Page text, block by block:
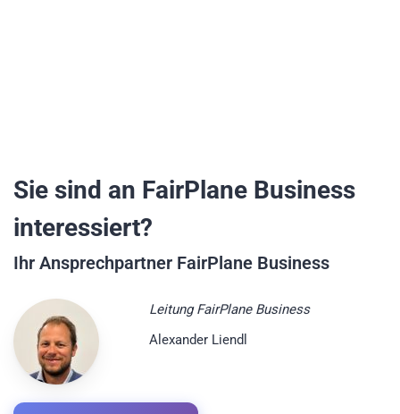
Sie sind an FairPlane Business
interessiert?
Ihr Ansprechpartner FairPlane Business
Leitung FairPlane Business
Alexander Liendl